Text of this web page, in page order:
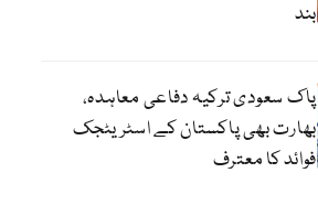
بند
پاک سعودی ترکیہ دفاعی معاہدہ،
بھارت بھی پاکستان کے اسٹریٹجک
فوائد کا معترف